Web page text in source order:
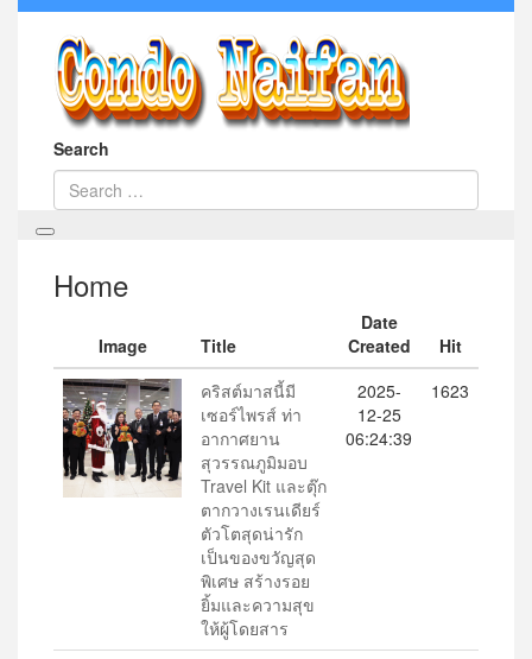
Search
Home
Image Title
Date
Created
Hit
คริสต์มาสนี้มี
เซอร์ไพรส์ ท่า
อากาศยาน
สุวรรณภูมิมอบ
Travel Kit และตุ๊ก
ตากวางเรนเดียร์
ตัวโตสุดน่ารัก
เป็นของขวัญสุด
พิเศษ สร้างรอย
ยิ้มและความสุข
ให้ผู้โดยสาร
2025-
12-25
06:24:39
1623